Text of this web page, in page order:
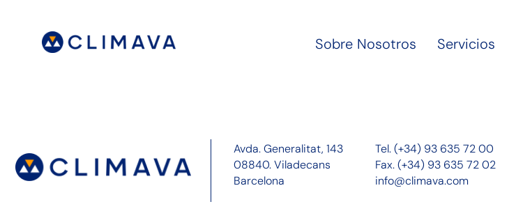
Sobre Nosotros Servicios
Avda. Generalitat, 143
08840. Viladecans
Barcelona
Tel. (+34) 93 635 72 00
Fax. (+34) 93 635 72 02
info@climava.com